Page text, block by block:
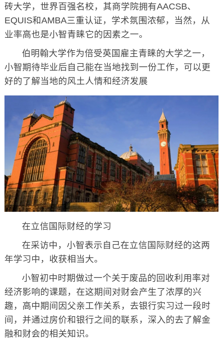
砖大学，世界百强名校，其商学院拥有AACSB、
EQUIS和AMBA三重认证，学术氛围浓郁，当然，从
业率高也是小智青睐它的因素之一。
伯明翰大学作为倍受英国雇主青睐的大学之一，
小智期待毕业后自己能在当地找到一份工作，可以更
好的了解当地的风土人情和经济发展
在立信国际财经的学习
在采访中，小智表示自己在立信国际财经的这两
年学习中，收获相当大。
小智初中时期做过一个关于废品的回收利用率对
经济影响的课题，在这期间对财会产生了浓厚的兴
趣，高中期间因父亲工作关系，去银行实习过一段时
间，并通过房价和银行之间的联系，深入的去了解金
融和财会的相关知识。